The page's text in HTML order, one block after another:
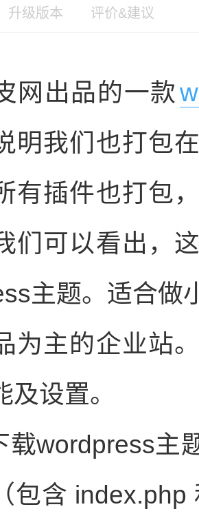
升级版本 评价&建议
网出品的一款
明我们也打包
有插件也打包
们可以看出，
主题。适合做
为主的企业站
设置。
载wordpress主
包含 index.php